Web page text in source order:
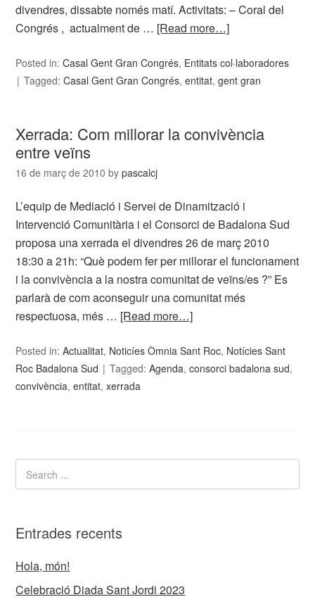
divendres, dissabte només matí. Activitats: – Coral del
Congrés , actualment de … [Read more…]
Posted in:Casal Gent Gran Congrés, Entitats col·laboradores
Tagged:Casal Gent Gran Congrés,entitat,gent gran
Xerrada: Com millorar la convivència
entre veïns
16 de març de 2010 bypascalcj
L’equip de Mediació i Servei de Dinamització i
Intervenció Comunitària i el Consorci de Badalona Sud
proposa una xerrada el divendres 26 de març 2010
18:30 a 21h: “Què podem fer per millorar el funcionament
i la convivència a la nostra comunitat de veïns/es ?” Es
parlarà de com aconseguir una comunitat més
respectuosa, més … [Read more…]
Posted in:Actualitat, Noticíes Òmnia Sant Roc, Notícies Sant
Roc Badalona Sud
Tagged:Agenda,consorci badalona sud,
convivència,entitat,xerrada
Entrades recents
Hola, món!
Celebració Diada Sant Jordi 2023